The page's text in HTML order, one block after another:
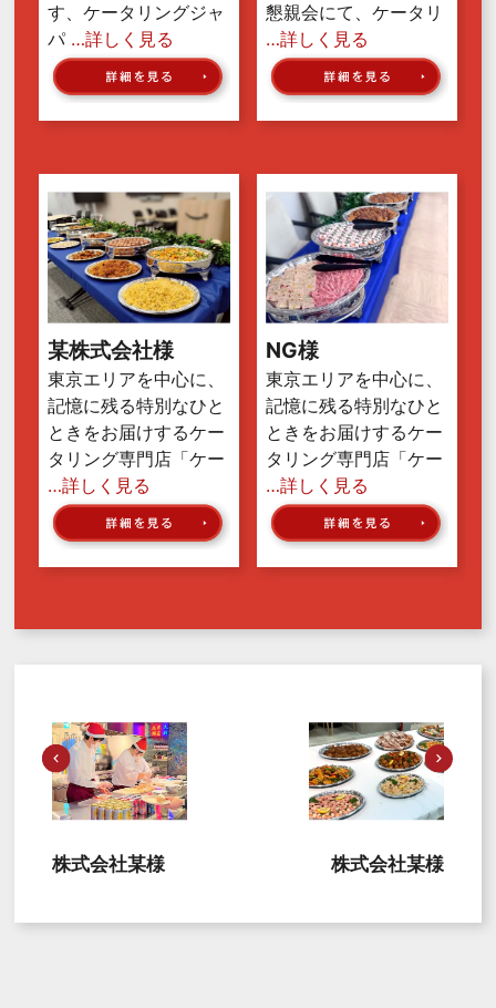
す、ケータリングジャ
パ …詳しく見る
懇親会にて、ケータリ
…詳しく見る
某株式会社様
東京エリアを中心に、
記憶に残る特別なひと
ときをお届けするケー
タリング専門店「ケー
…詳しく見る
NG様
東京エリアを中心に、
記憶に残る特別なひと
ときをお届けするケー
タリング専門店「ケー
…詳しく見る
株式会社某様 株式会社某様